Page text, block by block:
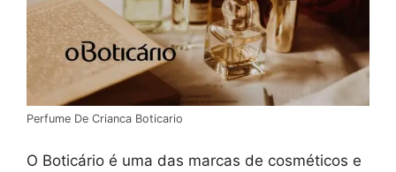
Perfume De Crianca Boticario
O Boticário é uma das marcas de cosméticos e